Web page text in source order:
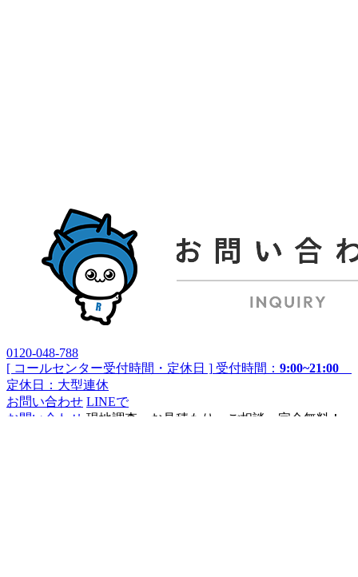
0120-048-788
[ コールセンター受付時間・定休日 ] 受付時間： 9:00~21:00
定休日：大型連休
お問い合わせ LINEで
お問い合わせ 現地調査・お見積もり・ご相談 完全無料！